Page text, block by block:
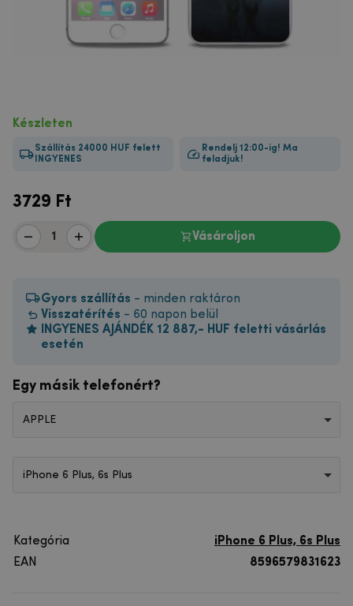
Készleten
Szállítás 24000 HUF felett
INGYENES
Rendelj 12:00-ig! Ma
feladjuk!
3729 Ft
Vásároljon
Gyors szállítás - minden raktáron
Visszatérítés - 60 napon belül
INGYENES AJÁNDÉK 12 887,- HUF feletti vásárlás
esetén
Egy másik telefonért?
APPLE
iPhone 6 Plus, 6s Plus
Kategória
iPhone 6 Plus, 6s Plus
EAN
8596579831623